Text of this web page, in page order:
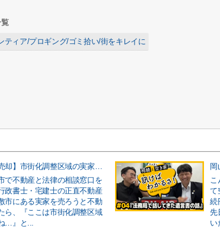
ティア/プロギング/ゴミ拾い/街をキレイに
【倉敷市の空き家売却】市街化調整区域の実家は要注意！売れ方の違いと「瑕疵担保責任」のリスクをプロが徹底解説
で不動産と法律の相談窓口を
政書士・宅建士の正直不動産
市にある実家を売ろうと不動
ら、『ここは市街化調整区域
…』と...
こ
て
続
先
い